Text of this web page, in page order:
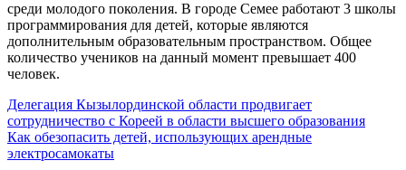
среди молодого поколения. В городе Семее работают 3 школы
программирования для детей, которые являются
дополнительным образовательным пространством. Общее
количество учеников на данный момент превышает 400
человек.
Навигация
по
записям
Делегация Кызылординской области продвигает
сотрудничество с Кореей в области высшего образования
Как обезопасить детей, использующих арендные
электросамокаты